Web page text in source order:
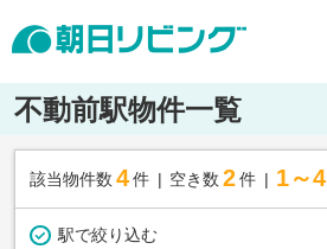
不動前駅物件一覧
該当物件数 4件 空き数 2 件 1～4
駅で絞り込む